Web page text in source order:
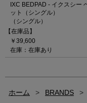
IXC BEDPAD - イクスシー
ット（シングル）
（シングル）
【在庫品】
￥39,600
在庫：在庫あり
ホーム > BRANDS >